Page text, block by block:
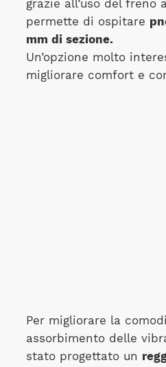
grazie all’uso del freno
permette di ospitare
mm di sezione.
Un’opzione molto
migliorare comfort e
Per migliorare la
assorbimento delle
stato progettato un